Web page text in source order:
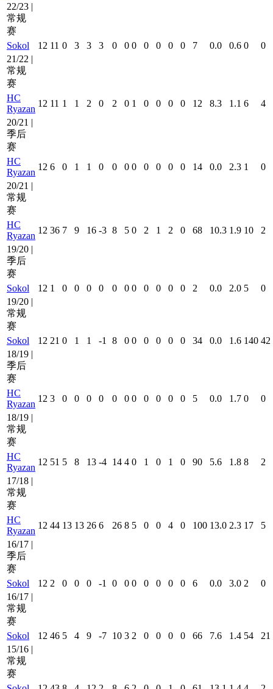
22/23 |
常规
赛
Sokol
12 11 0 3 3 3 0 0 0 0 0 0 0 7 0.0 0.6 0
0
21/22 |
常规
赛
HC
Ryazan
12 11 1 1 2 0 2 0 1 0 0 0 0 12 8.3 1.1 6
4
20/21 |
季后
赛
HC
Ryazan
12 6 0 1 1 0 0 0 0 0 0 0 0 14 0.0 2.3 1
0
20/21 |
常规
赛
HC
Ryazan
12 36 7 9 16 -3 8 5 0 2 1 2 0 68 10.3 1.9 10
2
19/20 |
季后
赛
Sokol
12 1 0 0 0 0 0 0 0 0 0 0 0 2 0.0 2.0 5
0
19/20 |
常规
赛
Sokol
12 21 0 1 1 -1 8 0 0 0 0 0 0 34 0.0 1.6 140 42
18/19 |
季后
赛
HC
Ryazan
12 3 0 0 0 0 0 0 0 0 0 0 0 5 0.0 1.7 0
0
18/19 |
常规
赛
HC
Ryazan
12 51 5 8 13 -4 14 4 0 1 0 1 0 90 5.6 1.8 8
2
17/18 |
常规
赛
HC
Ryazan
12 44 13 13 26 6 26 8 5 0 0 4 0 100 13.0 2.3 17
5
16/17 |
季后
赛
Sokol
12 2 0 0 0 -1 0 0 0 0 0 0 0 6 0.0 3.0 2
0
16/17 |
常规
赛
Sokol
12 46 5 4 9 -7 10 3 2 0 0 0 0 66 7.6 1.4 54
21
15/16 |
常规
赛